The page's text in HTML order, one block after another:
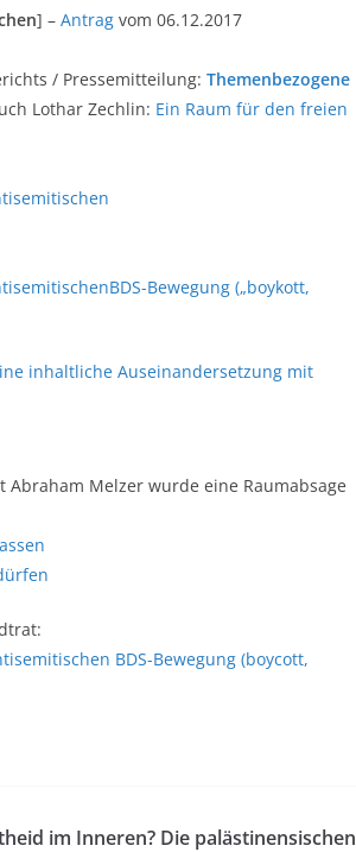
] – Antrag vom 06.12.2017
/ Pressemitteilung: Themenbezogene
Lothar Zechlin: Ein Raum für den freien
Bewegung („boykott,
inhaltliche Auseinandersetzung mit
Abraham Melzer wurde eine Raumabsage
BDS-Bewegung (boycott,
im Inneren? Die palästinensischen